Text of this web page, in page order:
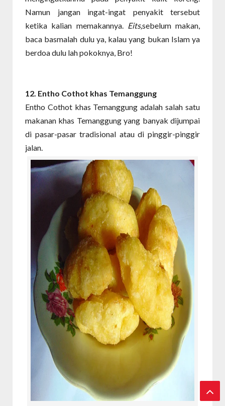
Namun jangan ingat-ingat penyakit tersebut
ketika kalian memakannya. Eits,sebelum makan,
baca basmalah dulu ya, kalau yang bukan Islam ya
berdoa dulu lah pokoknya, Bro!
12. Entho Cothot khas Temanggung
Entho Cothot khas Temanggung adalah salah satu
makanan khas Temanggung yang banyak dijumpai
di pasar-pasar tradisional atau di pinggir-pinggir
jalan.